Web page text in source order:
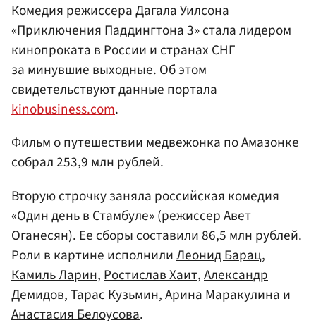
Комедия режиссера Дагала Уилсона
«Приключения Паддингтона 3» стала лидером
кинопроката в России и странах СНГ
за минувшие выходные. Об этом
свидетельствуют данные портала
kinobusiness.com.
Фильм о путешествии медвежонка по Амазонке
собрал 253,9 млн рублей.
Вторую строчку заняла российская комедия
«Один день в Стамбуле» (режиссер Авет
Оганесян). Ее сборы составили 86,5 млн рублей.
Роли в картине исполнилиЛеонид Барац,
Камиль Ларин, Ростислав Хаит,Александр
Демидов,Тарас Кузьмин,Арина Маракулина и
Анастасия Белоусова.